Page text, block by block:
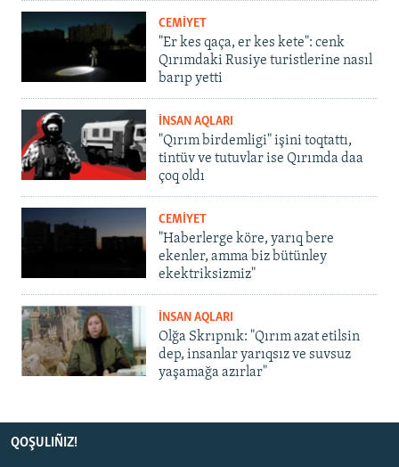
CEMİYET
"Er kes qaça, er kes kete": cenk
Qırımdaki Rusiye turistlerine nasıl
barıp yetti
İNSAN AQLARI
"Qırım birdemligi" işini toqtattı,
tintüv ve tutuvlar ise Qırımda daa
çoq oldı
CEMİYET
"Haberlerge köre, yarıq bere
ekenler, amma biz bütünley
ekektriksizmiz"
İNSAN AQLARI
Olğa Skrıpnık: "Qırım azat etilsin
dep, insanlar yarıqsız ve suvsuz
yaşamağa azırlar"
QOŞULIÑIZ!